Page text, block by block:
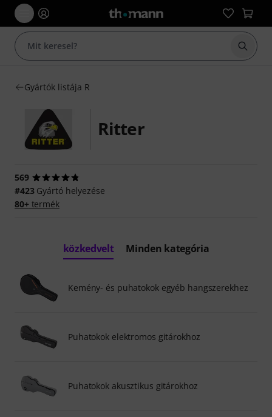
Gyártók listája R
Ritter
569
#423Gyártó helyezése
80+termék
közkedvelt Minden kategória
Kemény- és puhatokok egyéb hangszerekhez
Puhatokok elektromos gitárokhoz
Puhatokok akusztikus gitárokhoz